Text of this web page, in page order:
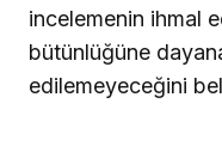
incelemenin ihmal
bütünlüğüne
edilemeyeceğini